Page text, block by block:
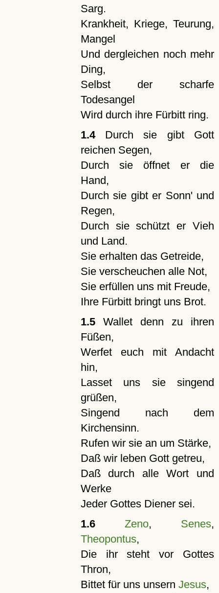
Sarg.
Krankheit, Kriege, Teurung,
Mangel
Und dergleichen noch mehr
Ding,
Selbst der scharfe
Todesangel
Wird durch ihre Fürbitt ring.
1.4Durch sie gibt Gott
reichen Segen,
Durch sie öffnet er die
Hand,
Durch sie gibt er Sonn' und
Regen,
Durch sie schützt er Vieh
und Land.
Sie erhalten das Getreide,
Sie verscheuchen alle Not,
Sie erfüllen uns mit Freude,
Ihre Fürbitt bringt uns Brot.
1.5Wallet denn zu ihren
Füßen,
Werfet euch mit Andacht
hin,
Lasset uns sie singend
grüßen,
Singend nach dem
Kirchensinn.
Rufen wir sie an um Stärke,
Daß wir leben Gott getreu,
Daß durch alle Wort und
Werke
Jeder Gottes Diener sei.
1.6
Zeno, Senes,
Theopontus,
Die ihr steht vor Gottes
Thron,
Bittet für uns unsern Jesus,